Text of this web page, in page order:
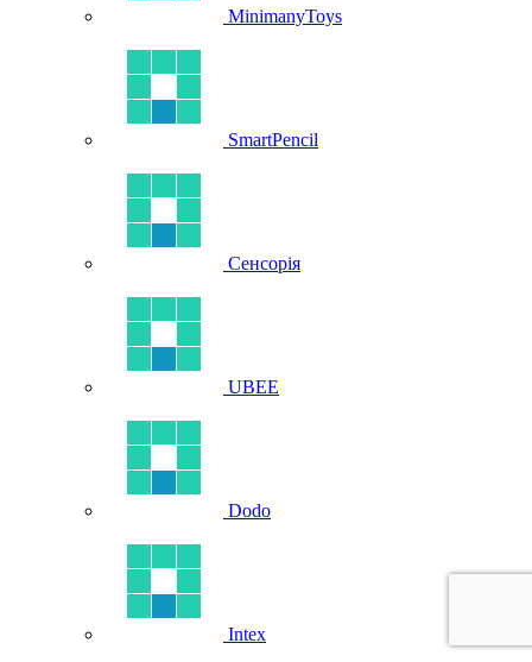
MinimanyToys
SmartPencil
Сенсорія
UBEE
Dodo
Intex